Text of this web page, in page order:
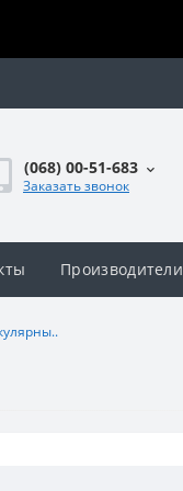
(068) 00-51-683
Заказать звонок
Производители